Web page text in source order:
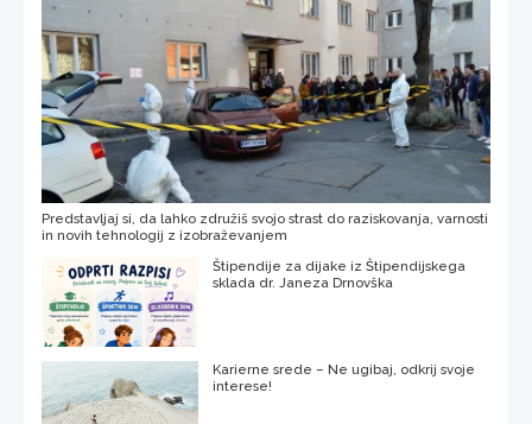
Predstavljaj si, da lahko združiš svojo strast do raziskovanja, varnosti
in novih tehnologij z izobraževanjem
Štipendije za dijake iz Štipendijskega
sklada dr. Janeza Drnovška
Karierne srede – Ne ugibaj, odkrij svoje
interese!